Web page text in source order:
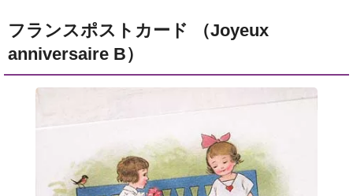
フランスポストカード （Joyeux
anniversaire B）